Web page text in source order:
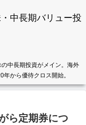
中長期バリュー投
中長期投資がメイン。海外
から優待クロス開始。
ら定期券につ